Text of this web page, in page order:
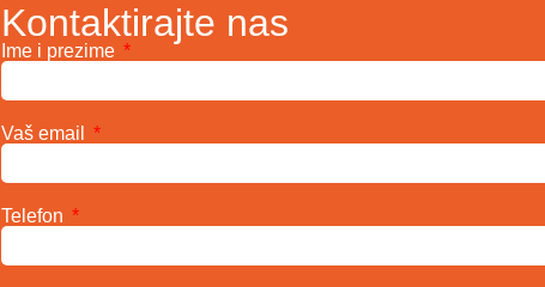
Kontaktirajte nas
Ime i prezime
Vaš email
Telefon